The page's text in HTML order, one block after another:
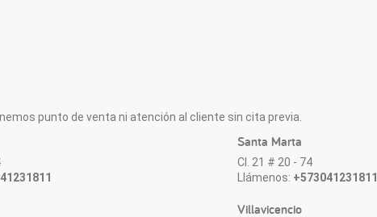
punto de venta ni atención al cliente sin cita previa.
Santa Marta
Cl. 21 # 20 - 74
Llámenos: +573041231811
Villavicencio